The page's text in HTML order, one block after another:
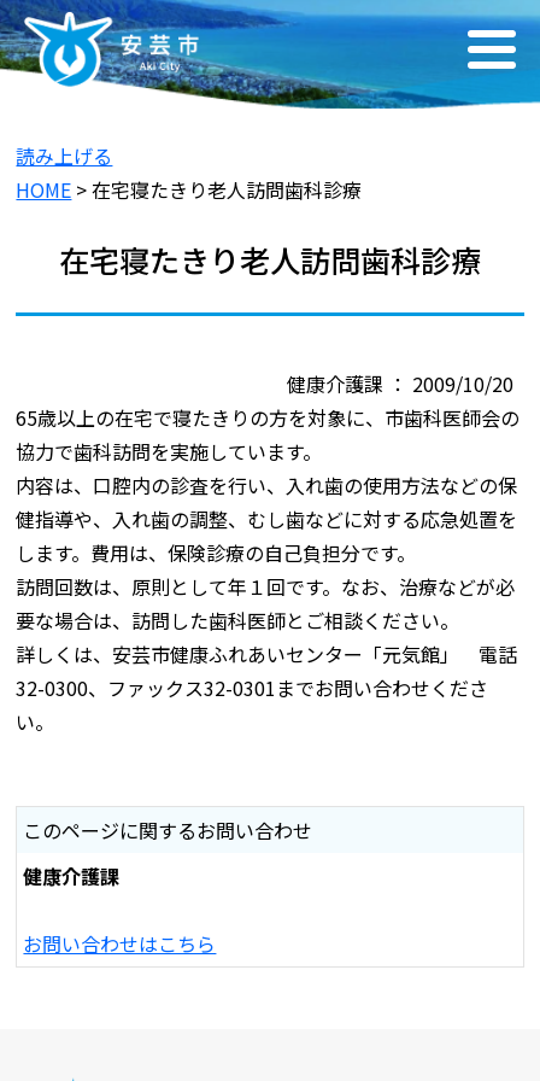
読み上げる
HOME > 在宅寝たきり老人訪問歯科診療
在宅寝たきり老人訪問歯科診療
健康介護課 ： 2009/10/20
65歳以上の在宅で寝たきりの方を対象に、市歯科医師会の
協力で歯科訪問を実施しています。
内容は、口腔内の診査を行い、入れ歯の使用方法などの保
健指導や、入れ歯の調整、むし歯などに対する応急処置を
します。費用は、保険診療の自己負担分です。
訪問回数は、原則として年１回です。なお、治療などが必
要な場合は、訪問した歯科医師とご相談ください。
詳しくは、安芸市健康ふれあいセンター「元気館」 電話
32-0300、ファックス32-0301までお問い合わせくださ
い。
このページに関するお問い合わせ
健康介護課
お問い合わせはこちら